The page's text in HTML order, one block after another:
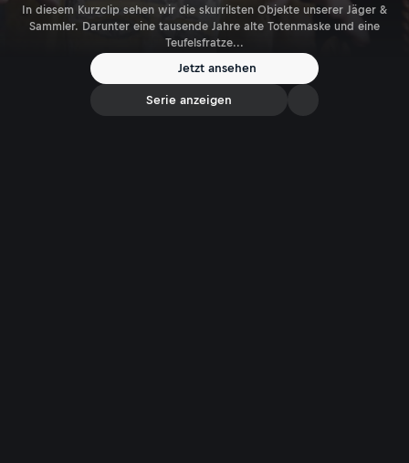
In diesem Kurzclip sehen wir die skurrilsten Objekte unserer Jäger &
Sammler. Darunter eine tausende Jahre alte Totenmaske und eine
Teufelsfratze...
Jetzt ansehen
Serie anzeigen